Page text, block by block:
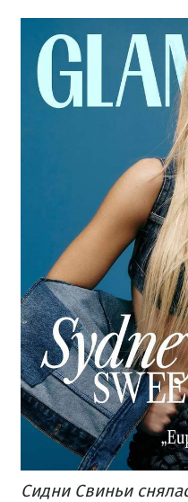
Сидни Свиньи